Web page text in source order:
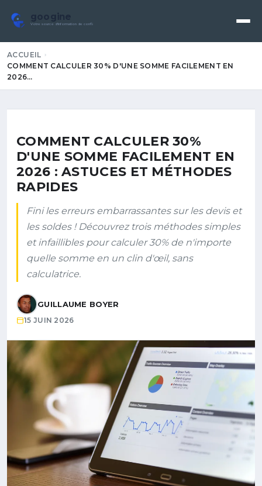
googine
Votre source d'information de confiance
ACCUEIL
COMMENT CALCULER 30% D'UNE SOMME FACILEMENT EN
2026…
COMMENT CALCULER 30%
D'UNE SOMME FACILEMENT EN
2026 : ASTUCES ET MÉTHODES
RAPIDES
Fini les erreurs embarrassantes sur les devis et
les soldes ! Découvrez trois méthodes simples
et infaillibles pour calculer 30% de n'importe
quelle somme en un clin d'œil, sans
calculatrice.
GUILLAUME BOYER
15 JUIN 2026